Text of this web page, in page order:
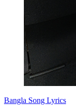
Bangla Song Lyrics